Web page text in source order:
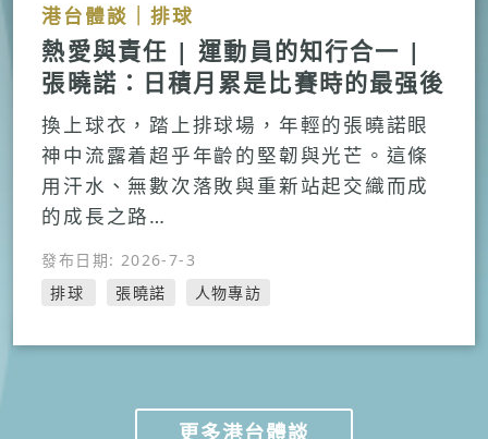
港台體談｜排球
熱愛與責任 | 運動員的知行合一 |
張曉諾：日積月累是比賽時的最强後
盾
換上球衣，踏上排球場，年輕的張曉諾眼
神中流露着超乎年齡的堅韌與光芒。這條
用汗水、無數次落敗與重新站起交織而成
的成長之路…
發布日期: 2026-7-3
排球
張曉諾 人物專訪
更多港台體談